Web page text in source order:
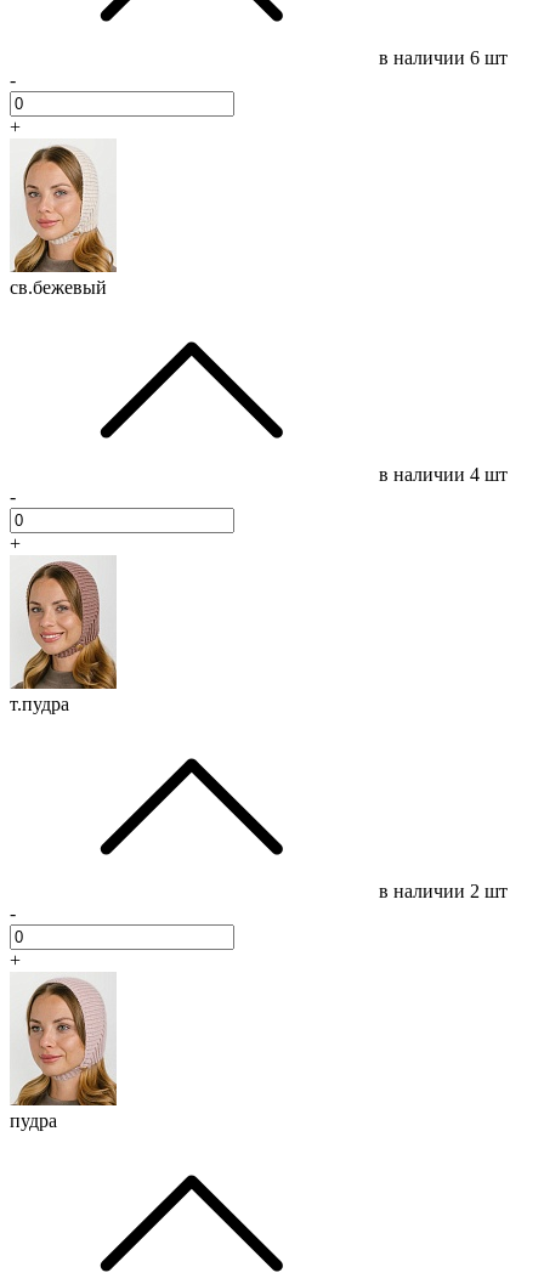
в наличии 6 шт
-
+
св.бежевый
в наличии 4 шт
-
+
т.пудра
в наличии 2 шт
-
+
пудра